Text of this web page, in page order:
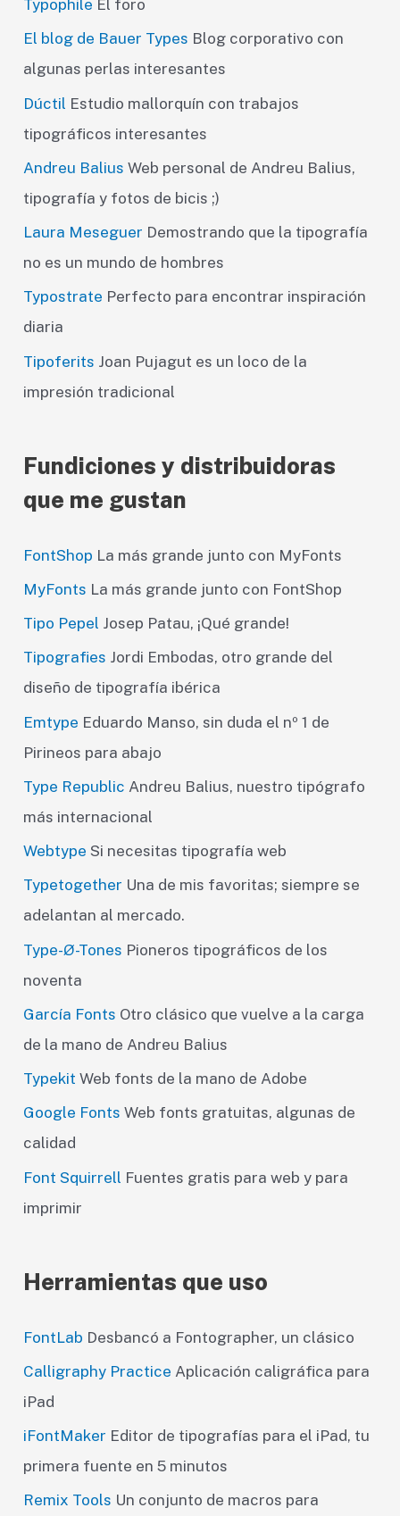
Typophile El foro
El blog de Bauer Types Blog corporativo con
algunas perlas interesantes
Dúctil Estudio mallorquín con trabajos
tipográficos interesantes
Andreu Balius Web personal de Andreu Balius,
tipografía y fotos de bicis ;)
Laura Meseguer Demostrando que la tipografía
no es un mundo de hombres
Typostrate Perfecto para encontrar inspiración
diaria
Tipoferits Joan Pujagut es un loco de la
impresión tradicional
Fundiciones y distribuidoras
que me gustan
FontShop La más grande junto con MyFonts
MyFonts La más grande junto con FontShop
Tipo Pepel Josep Patau, ¡Qué grande!
Tipografies Jordi Embodas, otro grande del
diseño de tipografía ibérica
Emtype Eduardo Manso, sin duda el nº 1 de
Pirineos para abajo
Type Republic Andreu Balius, nuestro tipógrafo
más internacional
Webtype Si necesitas tipografía web
Typetogether Una de mis favoritas; siempre se
adelantan al mercado.
Type-Ø-Tones Pioneros tipográficos de los
noventa
García Fonts Otro clásico que vuelve a la carga
de la mano de Andreu Balius
Typekit Web fonts de la mano de Adobe
Google Fonts Web fonts gratuitas, algunas de
calidad
Font Squirrell Fuentes gratis para web y para
imprimir
Herramientas que uso
FontLab Desbancó a Fontographer, un clásico
Calligraphy Practice Aplicación caligráfica para
iPad
iFontMaker Editor de tipografías para el iPad, tu
primera fuente en 5 minutos
Remix Tools Un conjunto de macros para